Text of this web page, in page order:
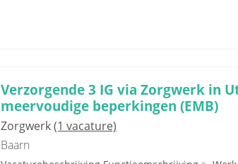
Verzorgende 3 IG via Zorgwerk in
meervoudige beperkingen (EMB)
Zorgwerk(1 vacature)
Baarn